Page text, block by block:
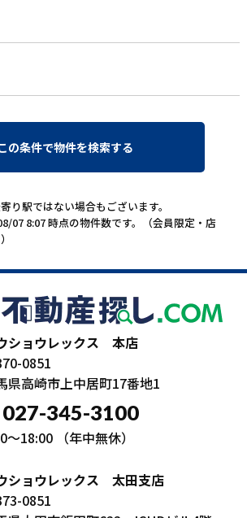
り駅ではない場合もございます。
07 8:07 時点の物件数です。（会員限定・店
ショウレックス 本店
0851
県高崎市上中居町17番地1
027-345-3100
～18:00 （年中無休）
ショウレックス 太田支店
0851